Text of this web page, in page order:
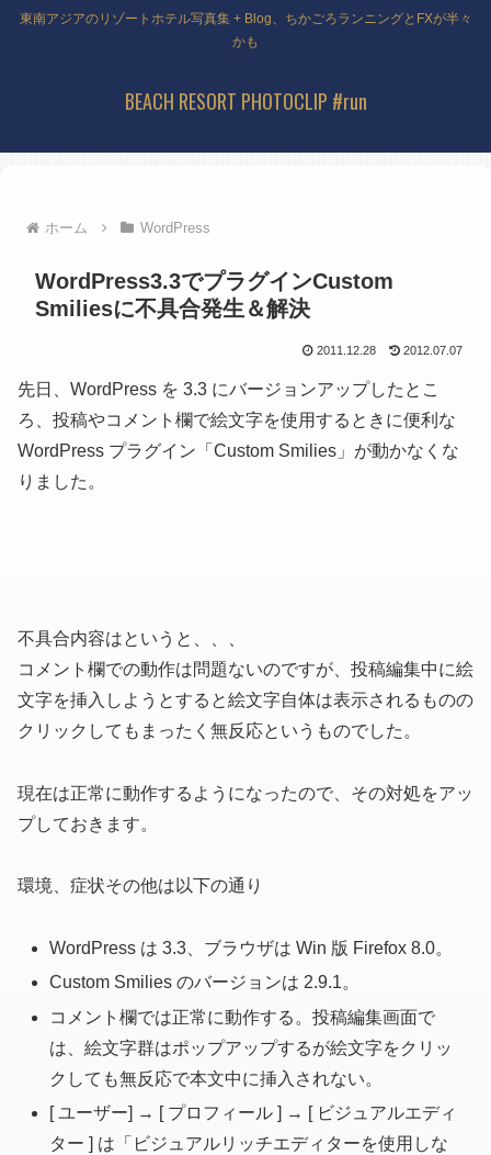
東南アジアのリゾートホテル写真集 + Blog、ちかごろランニングとFXが半々
かも
BEACH RESORT PHOTOCLIP #run
ホーム WordPress
WordPress3.3でプラグインCustom
Smiliesに不具合発生＆解決
2011.12.28 2012.07.07
先日、WordPress を 3.3 にバージョンアップしたとこ
ろ、投稿やコメント欄で絵文字を使用するときに便利な
WordPress プラグイン「Custom Smilies」が動かなくな
りました。
不具合内容はというと、、、
コメント欄での動作は問題ないのですが、投稿編集中に絵
文字を挿入しようとすると絵文字自体は表示されるものの
クリックしてもまったく無反応というものでした。
現在は正常に動作するようになったので、その対処をアッ
プしておきます。
環境、症状その他は以下の通り
WordPress は 3.3、ブラウザは Win 版 Firefox 8.0。
Custom Smilies のバージョンは 2.9.1。
コメント欄では正常に動作する。投稿編集画面で
は、絵文字群はポップアップするが絵文字をクリッ
クしても無反応で本文中に挿入されない。
[ ユーザー] → [ プロフィール ] → [ ビジュアルエディ
ター ] は「ビジュアルリッチエディターを使用しな